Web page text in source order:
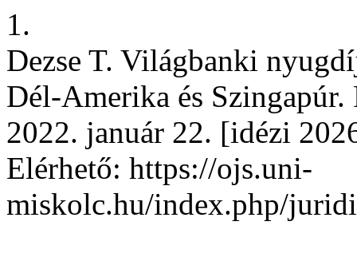
1.
Dezse T. Világbanki
Dél-Amerika és
2022. január 22. [idézi
Elérhető: https://ojs.uni-
miskolc.hu/index.php/